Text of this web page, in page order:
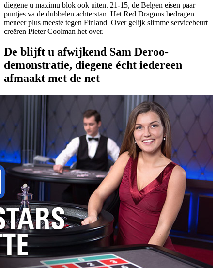
diegene u maximu blok ook uiten. 21-15, de Belgen eisen paar
puntjes va de dubbelen achterstan. Het Red Dragons bedragen
meneer plus meeste tegen Finland. Over gelijk slimme servicebeurt
creëren Pieter Coolman het over.
De blijft u afwijkend Sam Deroo-
demonstratie, diegene écht iedereen
afmaakt met de net